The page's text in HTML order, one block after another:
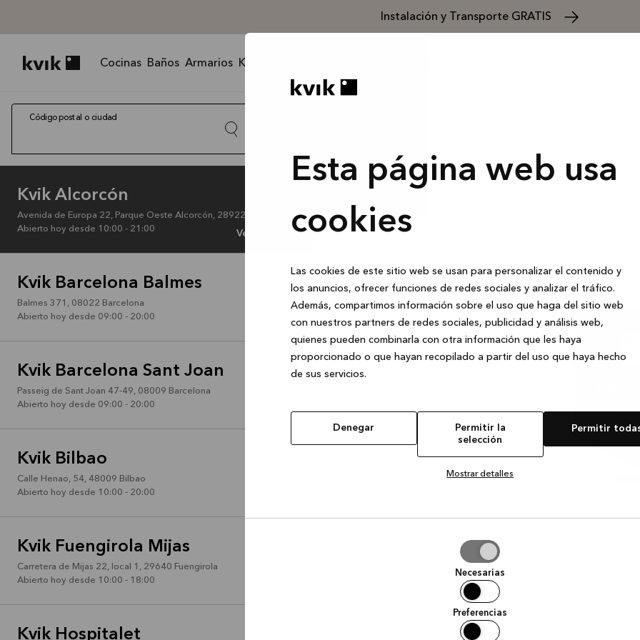
Esta página web usa
cookies
Las cookies de este sitio web se usan para personalizar el contenido y
los anuncios, ofrecer funciones de redes sociales y analizar el tráfico.
Además, compartimos información sobre el uso que haga del sitio web
con nuestros partners de redes sociales, publicidad y análisis web,
quienes pueden combinarla con otra información que les haya
proporcionado o que hayan recopilado a partir del uso que haya hecho
de sus servicios.
Denegar
Permitir la
selección
Permitir
Mostrar detalles
Necesarias
Preferencias
Instalación y Transporte GRATIS
Cocinas Baños Armarios Kvik Living
Código postal o ciudad
Kvik Alcorcón
Avenida de Europa 22, Parque Oeste Alcorcón, 28922
Abierto hoy desde 10:00 - 21:00
Pide cita e infórmate
Obtener indicaciones
Ver tienda
Kvik Barcelona Balmes
Balmes 371 , 08022 Barcelona
Abierto hoy desde 09:00 - 20:00
Kvik Barcelona Sant Joan
Passeig de Sant Joan 47-49, 08009 Barcelona
Abierto hoy desde 09:00 - 20:00
Kvik Bilbao
Calle Henao, 54, 48009 Bilbao
Abierto hoy desde 10:00 - 20:00
Kvik Fuengirola Mijas
Carretera de Mijas 22, local 1 , 29640 Fuengirola
Abierto hoy desde 10:00 - 18:00
Kvik Hospitalet